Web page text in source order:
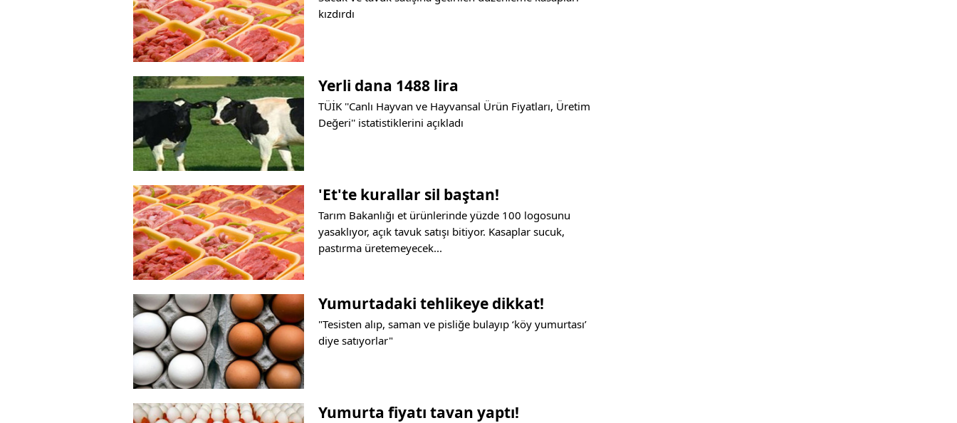
kızdırdı
Yerli dana 1488 lira
TÜİK ''Canlı Hayvan ve Hayvansal Ürün Fiyatları, Üretim
Değeri'' istatistiklerini açıkladı
'Et'te kurallar sil baştan!
Tarım Bakanlığı et ürünlerinde yüzde 100 logosunu
yasaklıyor, açık tavuk satışı bitiyor. Kasaplar sucuk,
pastırma üretemeyecek...
Yumurtadaki tehlikeye dikkat!
"Tesisten alıp, saman ve pisliğe bulayıp ‘köy yumurtası’
diye satıyorlar"
Yumurta fiyatı tavan yaptı!